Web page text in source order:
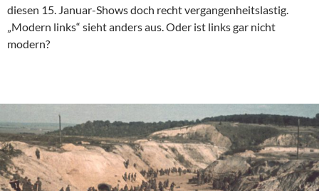
diesen 15. Januar-Shows doch recht vergangenheitslastig.
„Modern links“ sieht anders aus. Oder ist links gar nicht
modern?